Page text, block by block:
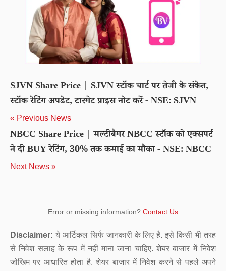
SJVN Share Price | SJVN स्टॉक चार्ट पर तेजी के संकेत,
स्टॉक रेटिंग अपडेट, टारगेट प्राइस नोट करें - NSE: SJVN
« Previous News
NBCC Share Price | मल्टीबैगर NBCC स्टॉक को एक्सपर्ट
ने दी BUY रेटिंग, 30% तक कमाई का मौका - NSE: NBCC
Next News »
Error or missing information? Contact Us
Disclaimer: ये आर्टिकल सिर्फ जानकारी के लिए है. इसे किसी भी तरह
से निवेश सलाह के रूप में नहीं माना जाना चाहिए. शेयर बाजार में निवेश
जोखिम पर आधारित होता है. शेयर बाजार में निवेश करने से पहले अपने